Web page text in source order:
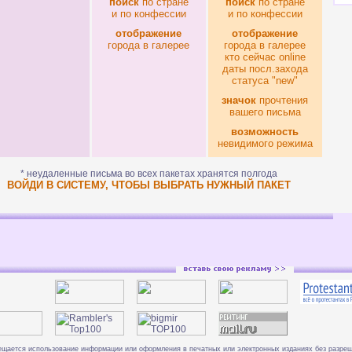
и по конфессии
отображение
города в галерее
и по конфессии
отображение
города в галерее
кто сейчас online
даты посл.захода
статуса "new"
значок прочтения
вашего письма
возможность
невидимого режима
* неудаленные письма во всех пакетах хранятся полгода
ВОЙДИ В СИСТЕМУ, ЧТОБЫ ВЫБРАТЬ НУЖНЫЙ ПАКЕТ
использование информации или оформления в печатных или электронных изданиях без